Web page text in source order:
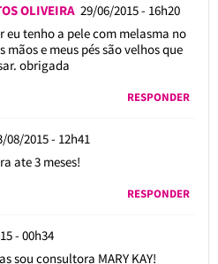
OLIVEIRA 29/06/2015 - 16h20
eu tenho a pele com melasma no
mãos e meus pés são velhos que
obrigada
RESPONDER
08/2015 - 12h41
ate 3 meses!
RESPONDER
- 00h34
sou consultora MARY KAY!